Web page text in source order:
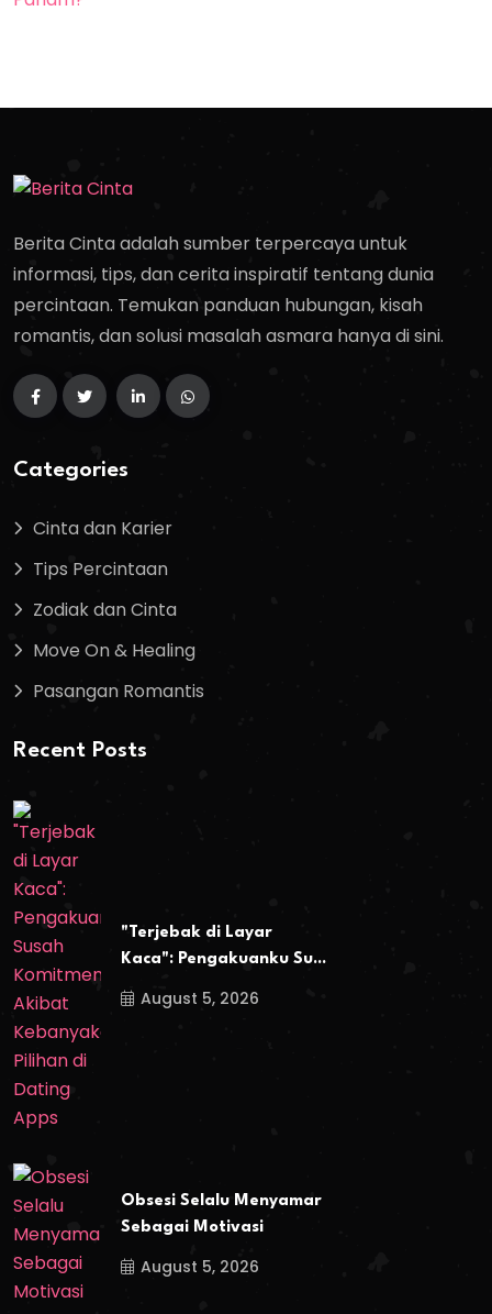
Berita Cinta adalah sumber terpercaya untuk
informasi, tips, dan cerita inspiratif tentang dunia
percintaan. Temukan panduan hubungan, kisah
romantis, dan solusi masalah asmara hanya di sini.
Categories
Cinta dan Karier
Tips Percintaan
Zodiak dan Cinta
Move On & Healing
Pasangan Romantis
Recent Posts
"Terjebak di Layar
Kaca": Pengakuanku Su...
August 5, 2026
Obsesi Selalu Menyamar
Sebagai Motivasi
August 5, 2026